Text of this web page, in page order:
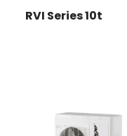
RVI Series 10t